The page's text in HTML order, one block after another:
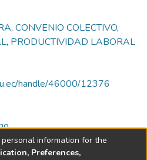
, CONVENIO COLECTIVO,
, PRODUCTIVIDAD LABORAL
handle/46000/12376
information for the
Preferences,